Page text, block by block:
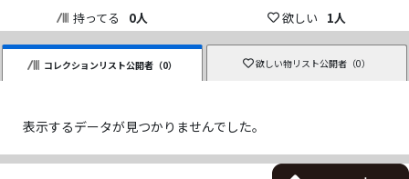
持ってる 0人 欲しい 1人
コレクションリスト公開者（0） 欲しい物リスト公開者（0）
表示するデータが見つかりませんでした。